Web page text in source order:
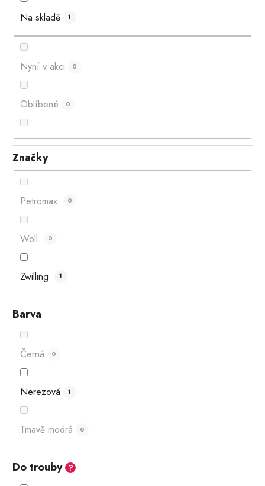
Na skladě 1
Nyní v akci 0
Oblíbené 0
Značky
Petromax 0
Woll 0
Zwilling 1
Barva
Černá 0
Nerezová 1
Tmavě modrá 0
Do trouby ?